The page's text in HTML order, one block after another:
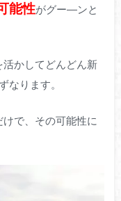
能性がグー―ンと
かしてどんどん新
なります。
で、その可能性に